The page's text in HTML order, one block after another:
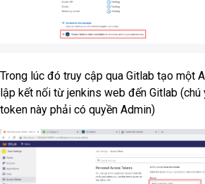
Trong lúc đó truy cập qua Gitlab tạo một
lập kết nối từ jenkins web đến Gitlab
token này phải có quyền Admin)